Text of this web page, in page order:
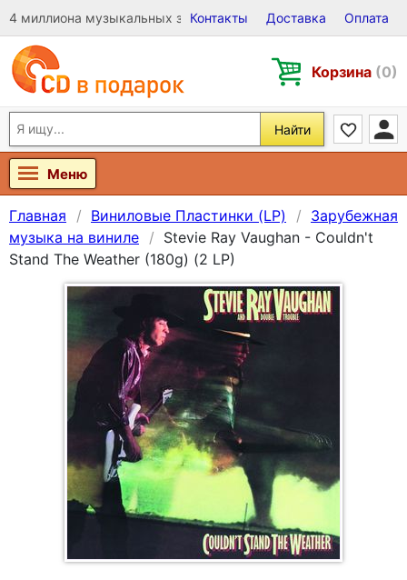
4 миллиона музыкальных записей на Виниле, CD и DVD
Контакты Доставка Оплата
Корзина (0)
Найти
Меню
Главная Виниловые Пластинки (LP)
Зарубежная
музыка на виниле
Stevie Ray Vaughan - Couldn't
Stand The Weather (180g) (2 LP)